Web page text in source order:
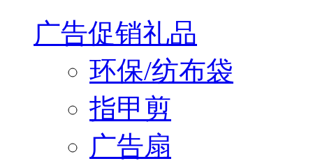
广告促销礼品
环保/纺布袋
指甲剪
广告扇